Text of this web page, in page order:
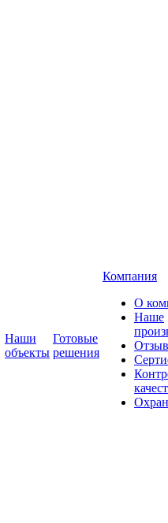
Наши
объекты
Готовые
решения
Компания
О
Наше